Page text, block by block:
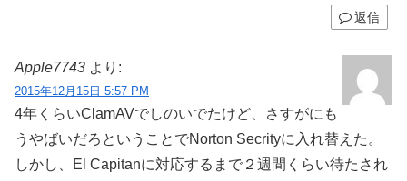
返信
Apple7743 より:
2015年12月15日 5:57 PM
4年くらいClamAVでしのいでたけど、さすがにも
うやばいだろということでNorton Secrityに入れ替えた。
しかし、El Capitanに対応するまで２週間くらい待たされ